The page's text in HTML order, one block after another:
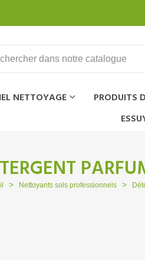
NETTOYAGE PRODUITS
> Nettoyants sols professionnels >